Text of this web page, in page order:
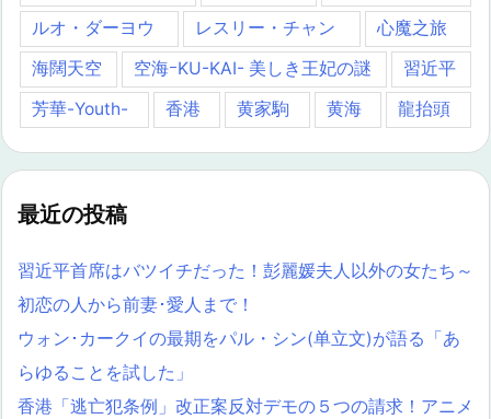
ルオ・ダーヨウ
レスリー・チャン
心魔之旅
海闊天空
空海ｰKU-KAI- 美しき王妃の謎
習近平
芳華-Youth-
香港 黄家駒 黄海 龍抬頭
最近の投稿
習近平首席はバツイチだった！彭麗媛夫人以外の女たち～
初恋の人から前妻･愛人まで！
ウォン･カークイの最期をパル・シン(单立文)が語る「あ
らゆることを試した」
香港「逃亡犯条例」改正案反対デモの５つの請求！アニメ